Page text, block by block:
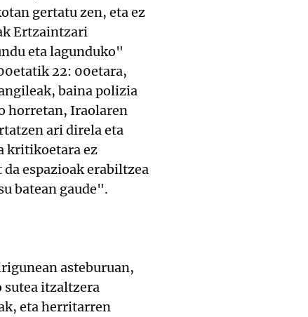
gertatu zen, eta ez
Ertzaintzari
eta lagunduko"
22: 00etara,
baina polizia
horretan, Iraolaren
ari direla eta
kritikoetara ez
espazioak erabiltzea
batean gaude".
asteburuan,
itzaltzera
eta herritarren